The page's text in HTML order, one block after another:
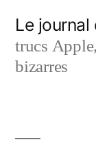
contenu
Le journal
trucs
bizarres